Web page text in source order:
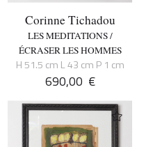
Corinne Tichadou
LES MEDITATIONS /
ÉCRASER LES HOMMES
H 51.5 cm L 43 cm P 1 cm
690,00 €